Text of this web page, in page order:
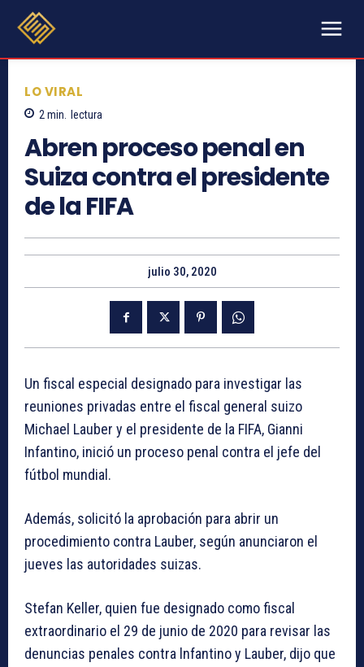
LO VIRAL
2 min. lectura
Abren proceso penal en
Suiza contra el presidente
de la FIFA
julio 30, 2020
Un fiscal especial designado para investigar las
reuniones privadas entre el fiscal general suizo
Michael Lauber y el presidente de la FIFA, Gianni
Infantino, inició un proceso penal contra el jefe del
fútbol mundial.
Además, solicitó la aprobación para abrir un
procedimiento contra Lauber, según anunciaron el
jueves las autoridades suizas.
Stefan Keller, quien fue designado como fiscal
extraordinario el 29 de junio de 2020 para revisar las
denuncias penales contra lnfantino y Lauber, dijo que